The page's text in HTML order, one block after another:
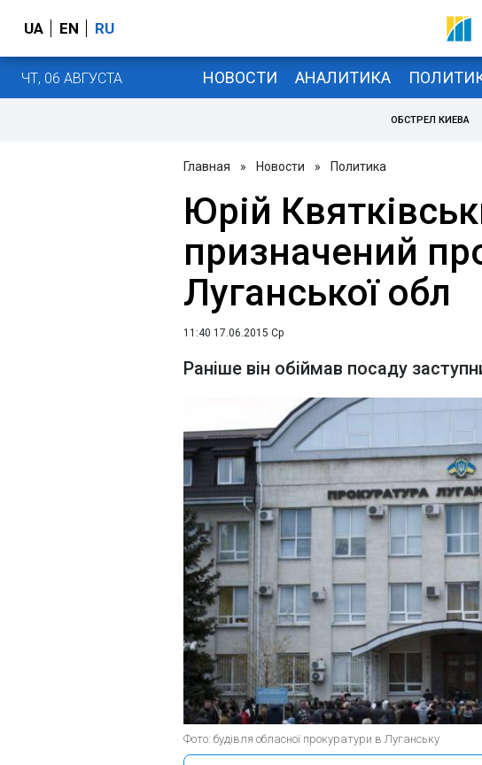
UA EN RU
ЧТ, 06 АВГУСТА НОВОСТИ АНАЛИТИКА
ОБСТРЕЛ КИЕВА
Главная » Новости » Политика
Юрій
призначений
Луганської обл
11:40 17.06.2015 Ср
Раніше він обіймав посаду
Фото: будівля обласної прокуратури в Луганську